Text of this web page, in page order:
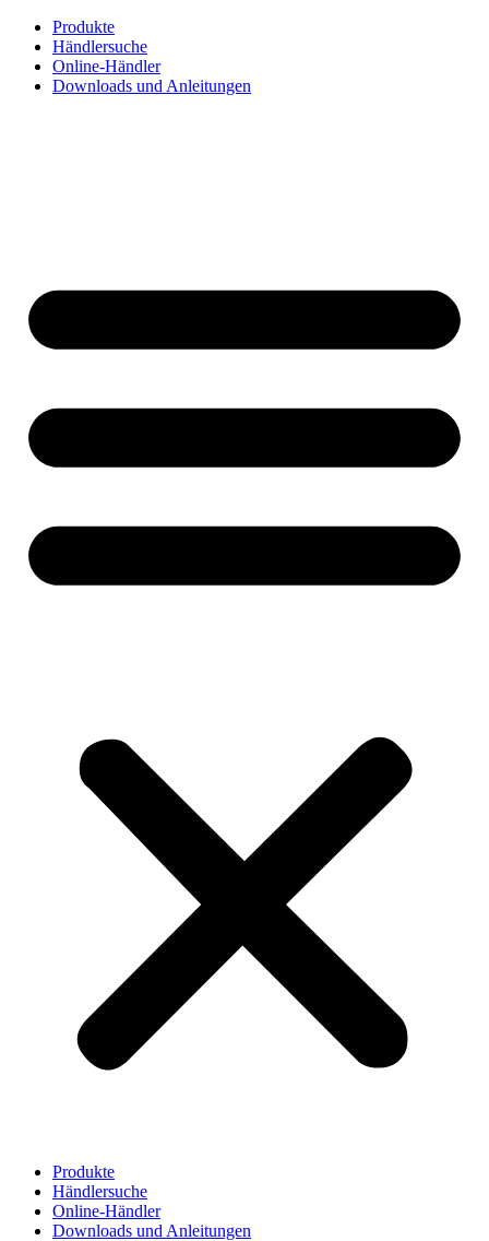
Zum
Inhalt
springen
Produkte
Händlersuche
Online-Händler
Downloads und Anleitungen
Produkte
Händlersuche
Online-Händler
Downloads und Anleitungen